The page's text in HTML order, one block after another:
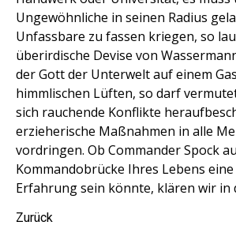
Ungewöhnliche in seinen Radius
Unfassbare zu fassen kriegen, so
überirdische Devise von
der Gott der Unterwelt auf einem
himmlischen Lüften, so darf
sich rauchende Konflikte
erzieherische Maßnahmen in alle
vordringen. Ob Commander Spock
Kommandobrücke Ihres Lebens
Erfahrung sein könnte, klären wir in
Zurück